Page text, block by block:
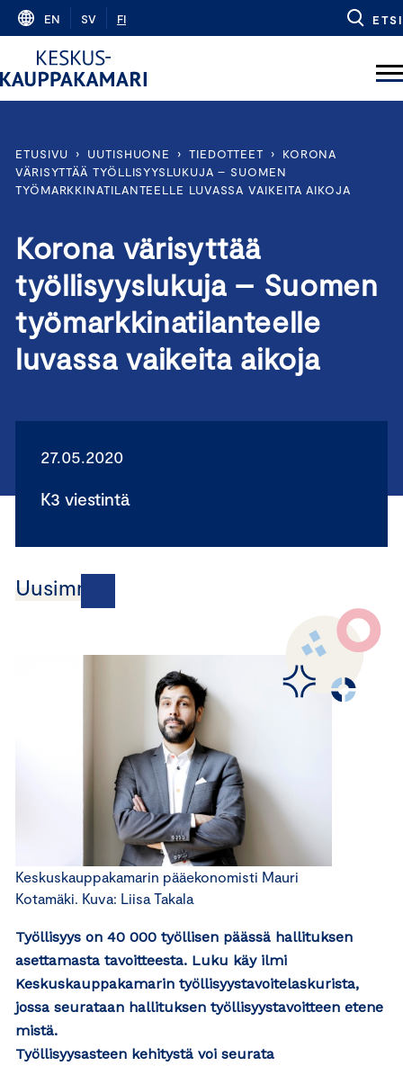
Skip
content
EN SV FI ETSI
ETUSIVU › UUTISHUONE › TIEDOTTEET ›
KORONA
VÄRISYTTÄÄ TYÖLLISYYSLUKUJA – SUOMEN
TYÖMARKKINATILANTEELLE LUVASSA VAIKEITA AIKOJA
Korona värisyttää
työllisyyslukuja – Suomen
työmarkkinatilanteelle
luvassa vaikeita aikoja
27.05.2020
K3 viestintä
Uusimmat
Keskuskauppakamarin pääekonomisti Mauri
Kotamäki. Kuva: Liisa Takala
Työllisyys on 40 000 työllisen päässä hallituksen
asettamasta tavoitteesta. Luku käy ilmi
Keskuskauppakamarin työllisyystavoitelaskurista,
jossa seurataan hallituksen työllisyystavoitteen etene
mistä.
Työllisyysasteen kehitystä voi seurata